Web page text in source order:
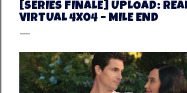
[SERIES FINALE] UPLOAD:
VIRTUAL 4X04 – MILE END